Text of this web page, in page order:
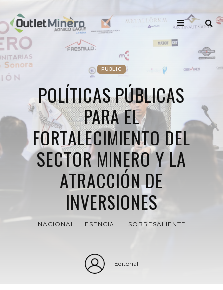
PUBLIC
POLÍTICAS PÚBLICAS
PARA EL
FORTALECIMIENTO DEL
SECTOR MINERO Y LA
ATRACCIÓN DE
INVERSIONES
NACIONAL ESENCIAL SOBRESALIENTE
Editorial